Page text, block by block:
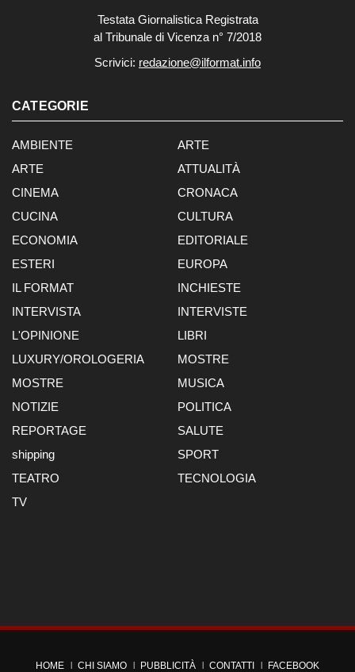
Testata Giornalistica Registrata
al Tribunale di Vicenza n° 7/2018
Scrivici: redazione@ilformat.info
CATEGORIE
AMBIENTE
ARTE
ARTE
ATTUALITÀ
CINEMA
CRONACA
CUCINA
CULTURA
ECONOMIA
EDITORIALE
ESTERI
EUROPA
IL FORMAT
INCHIESTE
INTERVISTA
INTERVISTE
L'OPINIONE
LIBRI
LUXURY/OROLOGERIA
MOSTRE
MOSTRE
MUSICA
NOTIZIE
POLITICA
REPORTAGE
SALUTE
shipping
SPORT
TEATRO
TECNOLOGIA
TV
HOME CHI SIAMO PUBBLICITÀ CONTATTI FACEBOOK